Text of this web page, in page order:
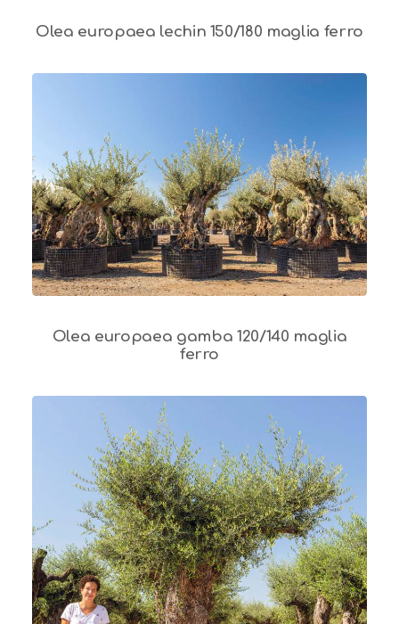
Olea europaea lechin 150/180 maglia ferro
Olea europaea gamba 120/140 maglia
ferro